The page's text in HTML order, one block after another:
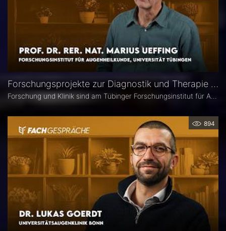
Forschungsprojekte zur Diagnostik und Therapie degenerativer Netzhauterkrankungen – Prof. Marius Ueffing
Forschung und Klinik sind am Tübinger Forschungsinstitut für Augenheilkunde eng verzahnt. Gerade laufen hier zwei große Projekte zur Diagnostik und Therapie degenerativer Netzhauterkrankungen. Im Interview spricht Institutsleiter Prof. Dr. rer. nat. Marius Ueffing über deren Fragestellungen und Ziele, neuartige Wirkstoffe für den klinischen Einsatz sowie den spezifischen Forschungsansatz in Tübingen.
894